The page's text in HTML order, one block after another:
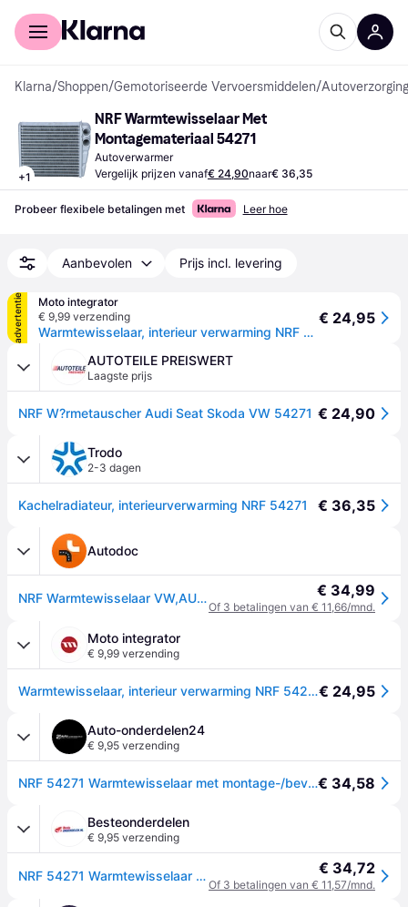
Voor shoppers
Klarna/Shoppen/Gemotoriseerde Vervoersmiddelen/
+1
NRF Warmtewisselaar Met
Montagemateriaal 54271
Autoverwarmer
Vergelijk prijzen vanaf€ 24,90naar€ 36,35
Probeer flexibele betalingen met Leer hoe
Aanbevolen Prijs incl. levering
advertentie
Moto integrator
€ 9,99 verzending
Warmtewisselaar, interieur verwarming NRF 54271
€ 24,95
AUTOTEILE PREISWERT
Laagste prijs
NRF W?rmetauscher Audi Seat Skoda VW 54271 € 24,90
Trodo
2-3 dagen
Kachelradiateur, interieurverwarming NRF 54271 € 36,35
Autodoc
NRF Warmtewisselaar VW,AUDI,SKODA 54271 1K0819031,1K0819031A,1K0819031B Voorverwarmer, interieurverwarming 1K0819031C,1K0819031D,1K0819031E € 34,99
Of 3 betalingen van € 11,66/mnd.
Moto integrator
€ 9,99 verzending
Warmtewisselaar, interieur verwarming NRF 54271€ 24,95
Auto-onderdelen24
€ 9,95 verzending
NRF 54271 Warmtewisselaar met montage-/bevestigingsmateriaal€ 34,58
Besteonderdelen
€ 9,95 verzending
NRF 54271 Warmtewisselaar met montage-/bevestigingsmateriaal € 34,72
Of 3 betalingen van € 11,57/mnd.